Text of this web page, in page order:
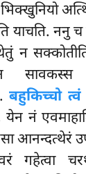
याचति. ननु
न
बहुकिच्चो
येन नं
आनन्दत्थेरं
गहेत्वा